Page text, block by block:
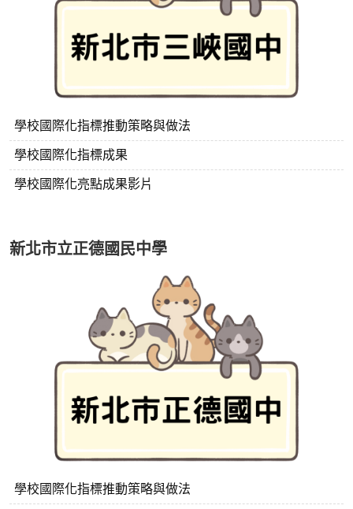
學校國際化指標推動策略與做法
學校國際化指標成果
學校國際化亮點成果影片
新北市立正德國民中學
學校國際化指標推動策略與做法